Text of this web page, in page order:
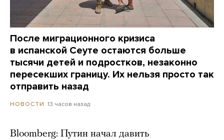
После миграционного кризиса
в испанской Сеуте остаются больше
тысячи детей и подростков, незаконно
пересекших границу. Их нельзя просто так
отправить назад
НОВОСТИ 13 часов назад
Bloomberg: Путин начал давить